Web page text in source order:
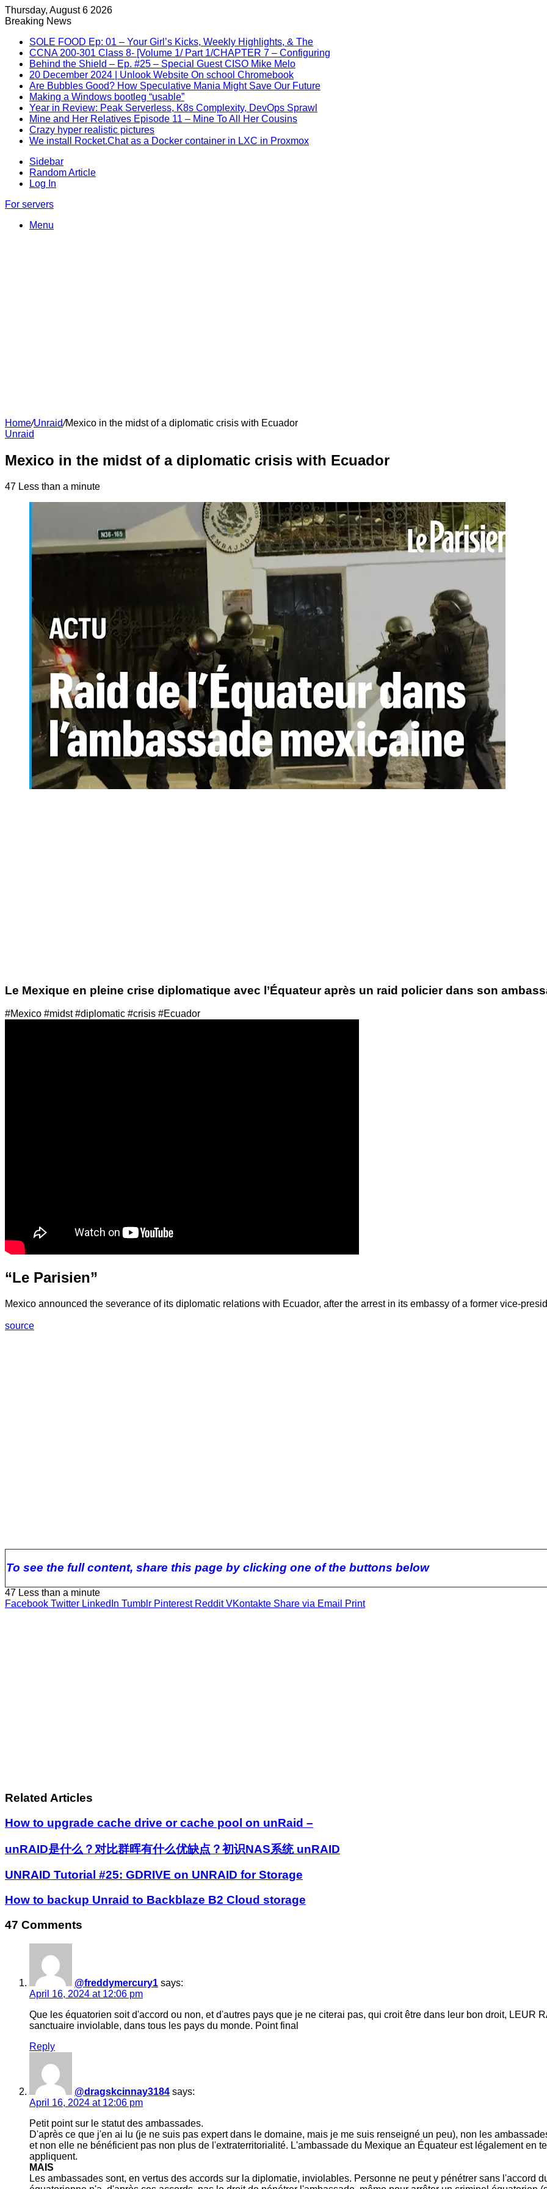
Thursday, August 6 2026
Breaking News
SOLE FOOD Ep: 01 – Your Girl’s Kicks, Weekly Highlights, & The
CCNA 200-301 Class 8- [Volume 1/ Part 1/CHAPTER 7 – Configuring
Behind the Shield – Ep. #25 – Special Guest CISO Mike Melo
20 December 2024 | Unlook Website On school Chromebook
Are Bubbles Good? How Speculative Mania Might Save Our Future
Making a Windows bootleg “usable”
Year in Review: Peak Serverless, K8s Complexity, DevOps Sprawl
Mine and Her Relatives Episode 11 – Mine To All Her Cousins
Crazy hyper realistic pictures
We install Rocket.Chat as a Docker container in LXC in Proxmox
Sidebar
Random Article
Log In
For servers
Menu
Home/Unraid/Mexico in the midst of a diplomatic crisis with Ecuador
Unraid
Mexico in the midst of a diplomatic crisis with Ecuador
47 Less than a minute
Le Mexique en pleine crise diplomatique avec l’Équateur après un raid policier dans son
#Mexico #midst #diplomatic #crisis #Ecuador
“Le Parisien”
Mexico announced the severance of its diplomatic relations with Ecuador, after the arrest in its embassy of a former vice-
source
To see the full content, share this page by clicking one of the buttons below
47 Less than a minute
Facebook Twitter LinkedIn Tumblr Pinterest Reddit VKontakte Share via Email Print
Related Articles
How to upgrade cache drive or cache pool on unRaid –
unRAID是什么？对比群晖有什么优缺点？初识NAS系统 unRAID
UNRAID Tutorial #25: GDRIVE on UNRAID for Storage
How to backup Unraid to Backblaze B2 Cloud storage
47 Comments
@freddymercury1 says:
April 16, 2024 at 12:06 pm
Que les équatorien soit d'accord ou non, et d'autres pays que je ne citerai pas, qui croit être dans leur bon droit, LEUR
sanctuaire inviolable, dans tous les pays du monde. Point final
Reply
@dragskcinnay3184 says:
April 16, 2024 at 12:06 pm
Petit point sur le statut des ambassades.
D'après ce que j'en ai lu (je ne suis pas expert dans le domaine, mais je me suis renseigné un peu), non les
et non elle ne bénéficient pas non plus de l'extraterritorialité. L'ambassade du Mexique an Équateur est légalement en
appliquent.
MAIS
Les ambassades sont, en vertus des accords sur la diplomatie, inviolables. Personne ne peut y pénétrer sans l'accord